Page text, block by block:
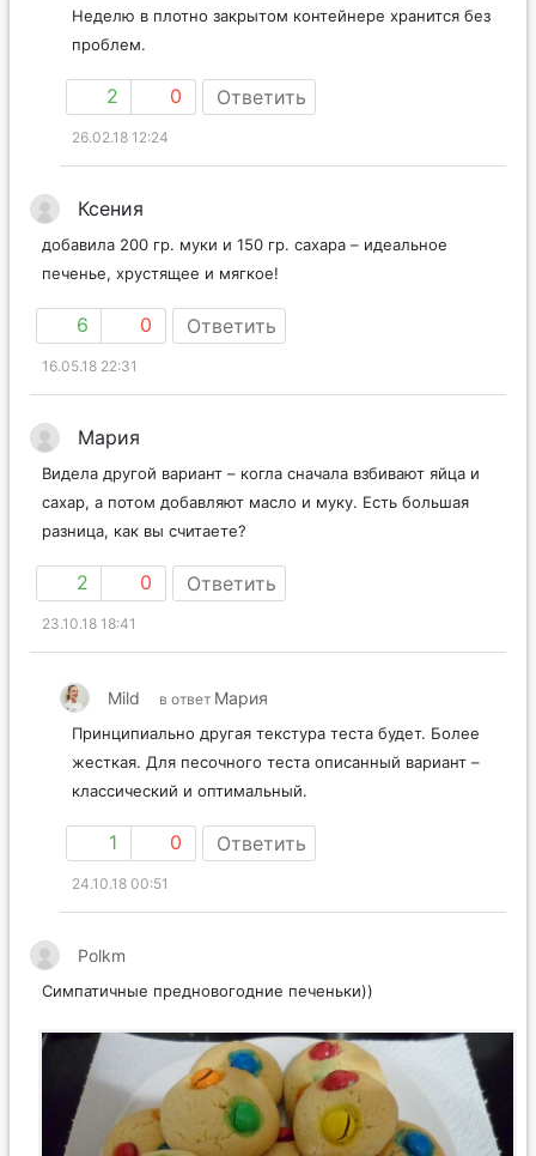
Неделю в плотно закрытом контейнере хранится без
проблем.
2 0 Ответить
26.02.18 12:24
Ксения
добавила 200 гр. муки и 150 гр. сахара – идеальное
печенье, хрустящее и мягкое!
6 0 Ответить
16.05.18 22:31
Мария
Видела другой вариант – когла сначала взбивают яйца и
сахар, а потом добавляют масло и муку. Есть большая
разница, как вы считаете?
2 0 Ответить
23.10.18 18:41
Mild в ответ Мария
Принципиально другая текстура теста будет. Более
жесткая. Для песочного теста описанный вариант –
классический и оптимальный.
1 0 Ответить
24.10.18 00:51
Polkm
Симпатичные предновогодние печеньки))